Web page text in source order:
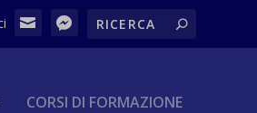
CORSI DI FORMAZIONE